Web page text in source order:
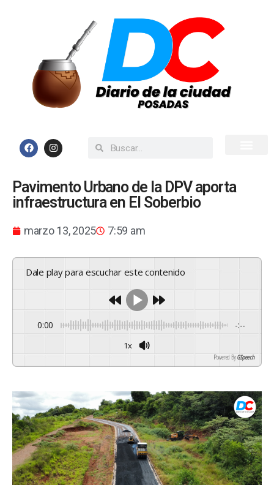
Pavimento Urbano de la DPV aporta
infraestructura en El Soberbio
marzo 13, 2025 7:59 am
Dale play para escuchar este contenido
0:00 -:--
1x
Powered By GSpeech